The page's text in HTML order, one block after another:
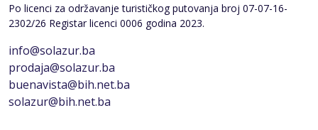
Po licenci za održavanje turističkog putovanja broj 07-07-16-
2302/26 Registar licenci 0006 godina 2023.
info@solazur.ba
prodaja@solazur.ba
buenavista@bih.net.ba
solazur@bih.net.ba